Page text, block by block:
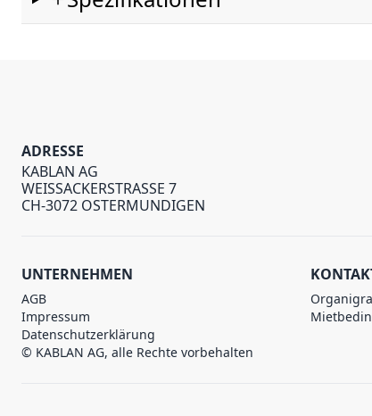
ADRESSE
KABLAN AG
WEISSACKERSTRASSE 7
CH-3072 OSTERMUNDIGEN
UNTERNEHMEN
AGB
Impressum
Datenschutzerklärung
© KABLAN AG, alle Rechte vorbehalten